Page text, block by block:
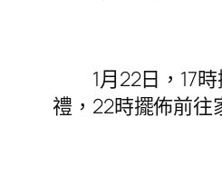
1月22日，17時
禮，22時擺佈前往